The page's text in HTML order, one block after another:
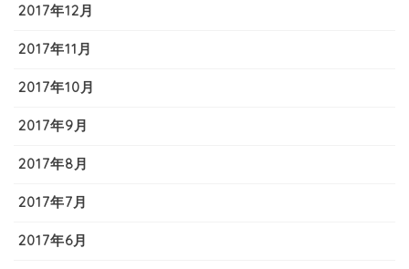
2017年12月
2017年11月
2017年10月
2017年9月
2017年8月
2017年7月
2017年6月